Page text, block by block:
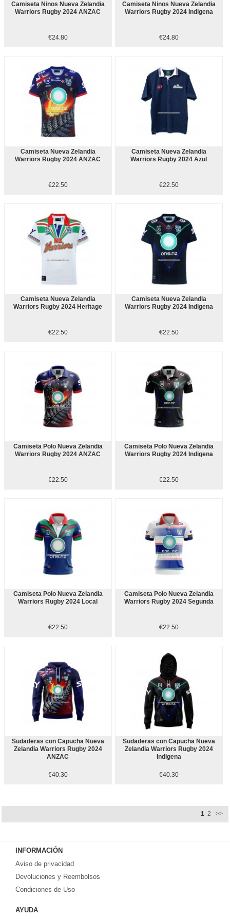
Camiseta Ninos Nueva Zelandia
Warriors Rugby 2024 ANZAC
€24.80
Camiseta Ninos Nueva Zelandia
Warriors Rugby 2024 Indigena
€24.80
Camiseta Nueva Zelandia
Warriors Rugby 2024 ANZAC
€22.50
Camiseta Nueva Zelandia
Warriors Rugby 2024 Azul
€22.50
Camiseta Nueva Zelandia
Warriors Rugby 2024 Heritage
€22.50
Camiseta Nueva Zelandia
Warriors Rugby 2024 Indigena
€22.50
Camiseta Polo Nueva Zelandia
Warriors Rugby 2024 ANZAC
€22.50
Camiseta Polo Nueva Zelandia
Warriors Rugby 2024 Indigena
€22.50
Camiseta Polo Nueva Zelandia
Warriors Rugby 2024 Local
€22.50
Camiseta Polo Nueva Zelandia
Warriors Rugby 2024 Segunda
€22.50
Sudaderas con Capucha Nueva
Zelandia Warriors Rugby 2024
ANZAC
€40.30
Sudaderas con Capucha Nueva
Zelandia Warriors Rugby 2024
Indigena
€40.30
1 2 >>
INFORMACIÓN
Aviso de privacidad
Devoluciones y Reembolsos
Condiciones de Uso
AYUDA